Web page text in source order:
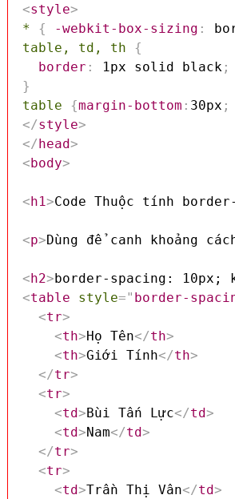
<style>
*
{ -webkit-box-sizing :
table, td, th
{
border : 1px solid black;
}
table
{margin-bottom : 30px ;
</style>
</ head>
< body>
< h1>Code Thuộc tính
<p>Dùng để canh khoảng
< h2> border-spacing: 10px;
<table style=" border-
<tr>
<th>Họ Tên</th>
<th>Giới Tính</th>
</tr>
<tr>
<td>Bùi Tấn Lực</td>
<td>Nam</td>
</tr>
<tr>
<td>Trần Thị Vân</td>